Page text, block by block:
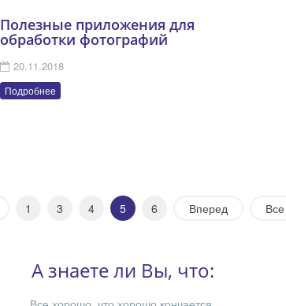
Полезные приложения для
обработки фотографий
20.11.2018
Подробнее
1 3 4 5 6 Вперед Все
А знаете ли Вы, что: